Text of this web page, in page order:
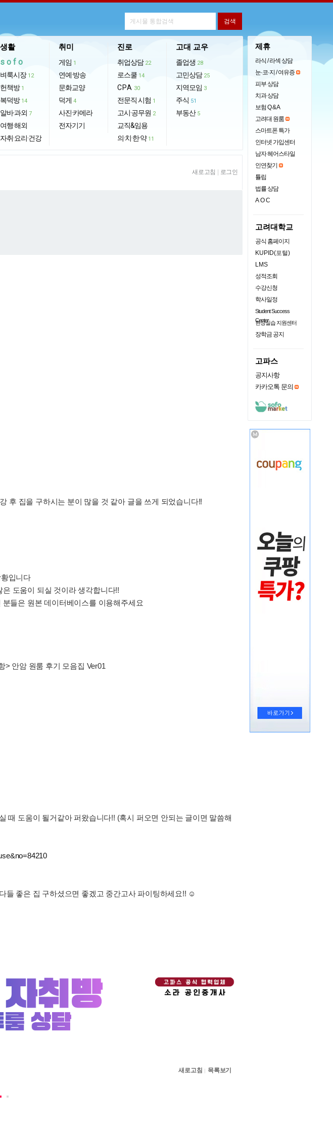
생활
sofo
벼룩시장 12
헌책방 1
복덕방 14
알바·과외 7
여행·해외
자취·요리·건강
취미
게임 1
연예·방송
문화교양
덕게 4
사진·카메라
전자기기
진로
취업상담 22
로스쿨 14
CPA 30
전문직 시험 1
고시·공무원 2
교직&임용
의·치·한·약 11
고대 교우
졸업생 28
고민상담 25
지역모임 3
주식 51
부동산 5
새로고침 로그인
후 집을 구하시는 분이 많을 것 같아 글을 쓰게 되었습니다!!
입니다
도움이 되실 것이라 생각합니다!!
들은 원본 데이터베이스를 이용해주세요
> 안암 원룸 후기 모음집 Ver01
때 도움이 될거같아 퍼왔습니다!! (혹시 퍼오면 안되는 글이면 말씀해
들 좋은 집 구하셨으면 좋겠고 중간고사 파이팅하세요!! ☺️
새로고침 | 목록보기
제휴
라식 / 라섹 상담
눈·코·지 / 여유증
피부 상담
치과 상담
보험 Q & A
고려대 원룸
스마트폰 특가
인터넷 가입센터
남자 헤어스타일
인연찾기
튤립
법률 상담
AOC
고려대학교
공식 홈페이지
KUPID(포털)
LMS
성적조회
수강신청
학사일정
Student Success
Center
현장실습 지원센터
장학금 공지
고파스
공지사항
카카오톡 문의